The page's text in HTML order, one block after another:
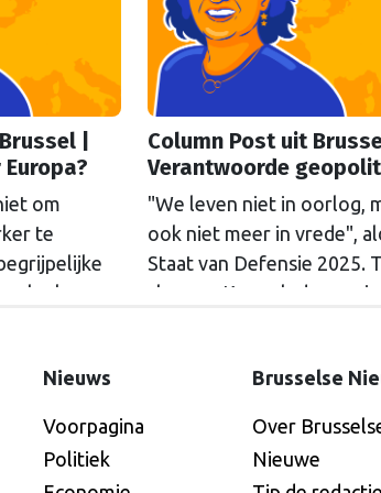
|
om
te
leuke
hun
van onze
van Keulen
Column Post uit
Verantwoorde
"We leven niet in oorlog,
ook niet meer in vrede",
Staat van Defensie 2025.
sloegen Kamerleden vorige
bijpassende
Nieuws
Voorpagina
Politiek
Brusselse
Over
Nieuwe